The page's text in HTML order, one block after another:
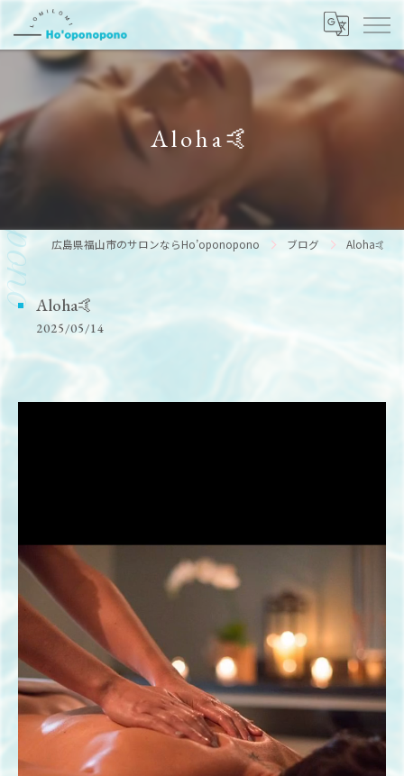
Aloha🤙
広島県福山市のサロンならHo’oponopono ブログ Aloha🤙
Aloha🤙
2025/05/14